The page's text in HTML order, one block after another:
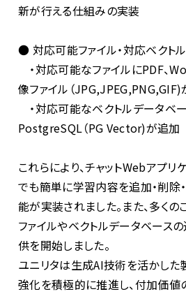
新が行える仕組みの実装
● 対応可能ファイル・対応ベクト
・対応可能なファイルにPDF、
像ファイル（
・対応可能なベクトルデータベー
PostgreSQL（PG Vector)が追加
これらにより、チャットWebアプリ
でも簡単に学習内容を追加・削除
能が実装されました。また、多くの
ファイルやベクトルデータベース
供を開始しました。
ユニリタは生成AI技術を活かした
強化を積極的に推進し、付加価